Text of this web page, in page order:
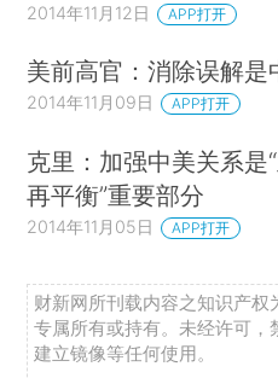
2014年11月12日 APP打开
美前高官：消除误解
2014年11月09日 APP打开
克里：加强中美关系是
再平衡”重要部分
2014年11月05日 APP打开
财新网所刊载内容之知识产权
专属所有或持有。未经许可，
建立镜像等任何使用。